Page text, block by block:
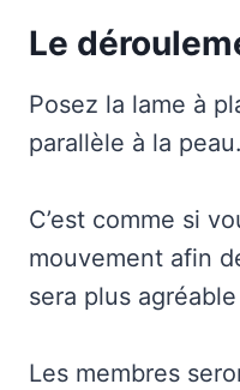
Le
Posez la lame à
parallèle à la peau.
C’est comme si
mouvement afin
sera plus
Les membres